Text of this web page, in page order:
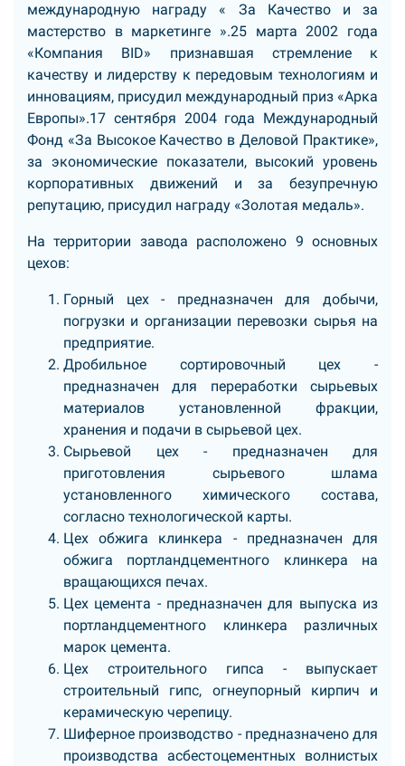
международную награду « За Качество и за
мастерство в маркетинге ».25 марта 2002 года
«Компания BID» признавшая стремление к
качеству и лидерству к передовым технологиям и
инновациям, присудил международный приз «Арка
Европы».17 сентября 2004 года Международный
Фонд «За Высокое Качество в Деловой Практике»,
за экономические показатели, высокий уровень
корпоративных движений и за безупречную
репутацию, присудил награду «Золотая медаль».
На территории завода расположено 9 основных
цехов:
Горный цех - предназначен для добычи,
погрузки и организации перевозки сырья на
предприятие.
Дробильное сортировочный цех -
предназначен для переработки сырьевых
материалов установленной фракции,
хранения и подачи в сырьевой цех.
Сырьевой цех - предназначен для
приготовления сырьевого шлама
установленного химического состава,
согласно технологической карты.
Цех обжига клинкера - предназначен для
обжига портландцементного клинкера на
вращающихся печах.
Цех цемента - предназначен для выпуска из
портландцементного клинкера различных
марок цемента.
Цех строительного гипса - выпускает
строительный гипс, огнеупорный кирпич и
керамическую черепицу.
Шиферное производство - предназначено для
производства асбестоцементных волнистых